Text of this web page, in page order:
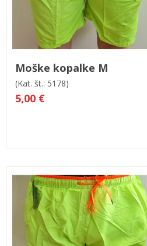
V košarico Hitri ogled
Moške kopalke M
(Kat. št.: 5178)
5,00 €